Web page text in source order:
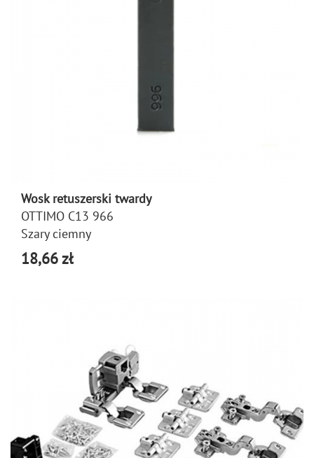
Wosk retuszerski twardy
OTTIMO C13 966
Szary ciemny
18,66 zł